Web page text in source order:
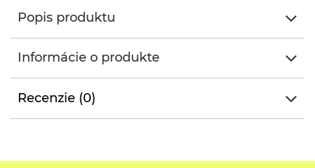
Popis produktu
Informácie o produkte
Recenzie (0)